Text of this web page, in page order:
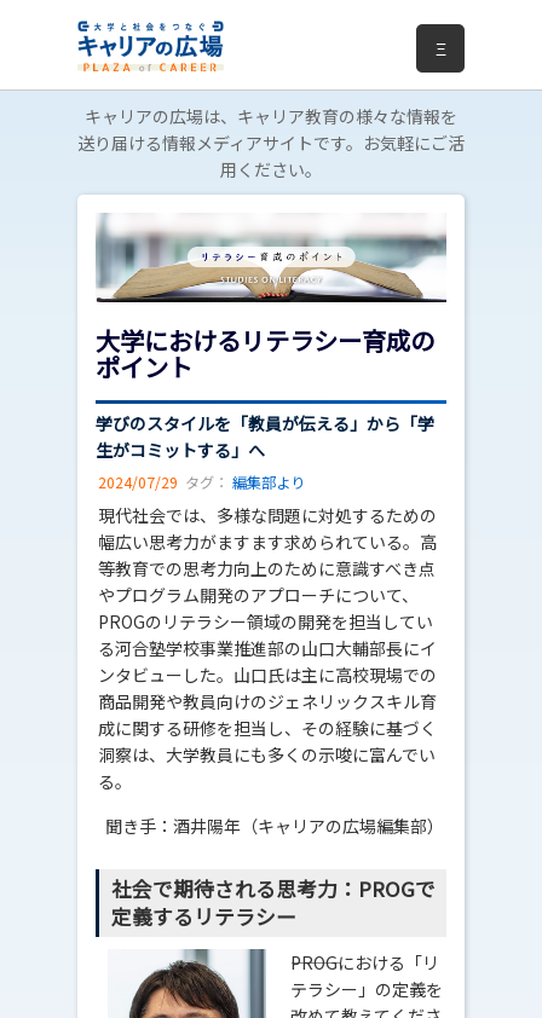
Ξ
キャリアの広場は、キャリア教育の様々な情報を
送り届ける情報メディアサイトです。お気軽にご活
用ください。
大学におけるリテラシー育成の
ポイント
学びのスタイルを「教員が伝える」から「学
生がコミットする」へ
2024/07/29 タグ： 編集部より
現代社会では、多様な問題に対処するための
幅広い思考力がますます求められている。高
等教育での思考力向上のために意識すべき点
やプログラム開発のアプローチについて、
PROGのリテラシー領域の開発を担当してい
る河合塾学校事業推進部の山口大輔部長にイ
ンタビューした。山口氏は主に高校現場での
商品開発や教員向けのジェネリックスキル育
成に関する研修を担当し、その経験に基づく
洞察は、大学教員にも多くの示唆に富んでい
る。
聞き手：酒井陽年（キャリアの広場編集部）
社会で期待される思考力：PROGで
定義するリテラシー
―――PROGにおける「リ
テラシー」の定義を